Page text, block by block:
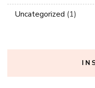
Uncategorized (1)